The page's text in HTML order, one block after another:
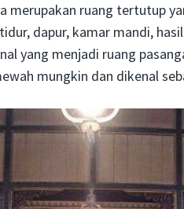
merupakan ruang tertutup
dapur, kamar mandi,
yang menjadi ruang
mungkin dan dikenal